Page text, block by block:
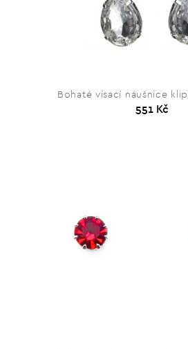
Bohaté visací náušnice
551 Kč